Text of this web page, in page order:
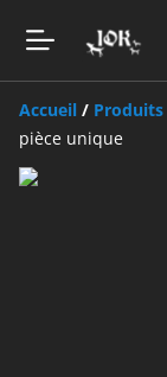
Accueil / Produits
pièce unique